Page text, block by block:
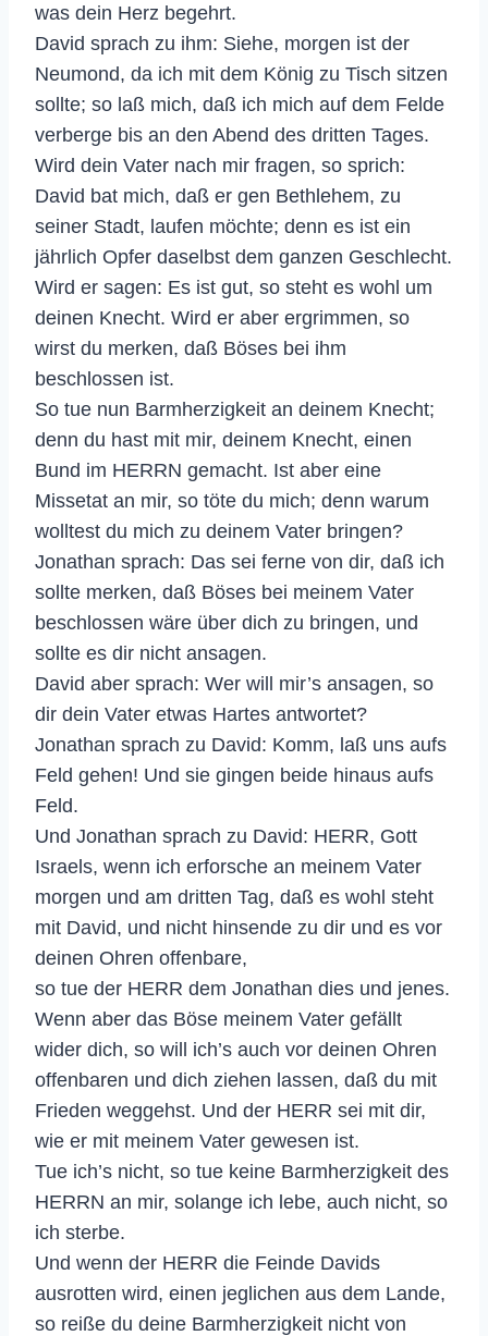
was dein Herz begehrt.
David sprach zu ihm: Siehe, morgen ist der
Neumond, da ich mit dem König zu Tisch sitzen
sollte; so laß mich, daß ich mich auf dem Felde
verberge bis an den Abend des dritten Tages.
Wird dein Vater nach mir fragen, so sprich:
David bat mich, daß er gen Bethlehem, zu
seiner Stadt, laufen möchte; denn es ist ein
jährlich Opfer daselbst dem ganzen Geschlecht.
Wird er sagen: Es ist gut, so steht es wohl um
deinen Knecht. Wird er aber ergrimmen, so
wirst du merken, daß Böses bei ihm
beschlossen ist.
So tue nun Barmherzigkeit an deinem Knecht;
denn du hast mit mir, deinem Knecht, einen
Bund im HERRN gemacht. Ist aber eine
Missetat an mir, so töte du mich; denn warum
wolltest du mich zu deinem Vater bringen?
Jonathan sprach: Das sei ferne von dir, daß ich
sollte merken, daß Böses bei meinem Vater
beschlossen wäre über dich zu bringen, und
sollte es dir nicht ansagen.
David aber sprach: Wer will mir’s ansagen, so
dir dein Vater etwas Hartes antwortet?
Jonathan sprach zu David: Komm, laß uns aufs
Feld gehen! Und sie gingen beide hinaus aufs
Feld.
Und Jonathan sprach zu David: HERR, Gott
Israels, wenn ich erforsche an meinem Vater
morgen und am dritten Tag, daß es wohl steht
mit David, und nicht hinsende zu dir und es vor
deinen Ohren offenbare,
so tue der HERR dem Jonathan dies und jenes.
Wenn aber das Böse meinem Vater gefällt
wider dich, so will ich’s auch vor deinen Ohren
offenbaren und dich ziehen lassen, daß du mit
Frieden weggehst. Und der HERR sei mit dir,
wie er mit meinem Vater gewesen ist.
Tue ich’s nicht, so tue keine Barmherzigkeit des
HERRN an mir, solange ich lebe, auch nicht, so
ich sterbe.
Und wenn der HERR die Feinde Davids
ausrotten wird, einen jeglichen aus dem Lande,
so reiße du deine Barmherzigkeit nicht von